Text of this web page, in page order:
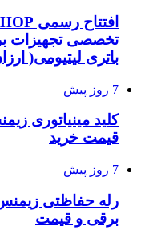
تخصصی تجهیزات
باتری لیتیومی(
7 روز پیش
قیمت خرید
7 روز پیش
رله حفاظتی
برقی و قیمت